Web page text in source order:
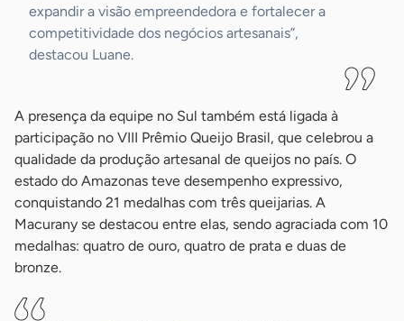
expandir a visão empreendedora e fortalecer a
competitividade dos negócios artesanais”,
destacou Luane.
A presença da equipe no Sul também está ligada à
participação no VIII Prêmio Queijo Brasil, que celebrou a
qualidade da produção artesanal de queijos no país. O
estado do Amazonas teve desempenho expressivo,
conquistando 21 medalhas com três queijarias. A
Macurany se destacou entre elas, sendo agraciada com 10
medalhas: quatro de ouro, quatro de prata e duas de
bronze.